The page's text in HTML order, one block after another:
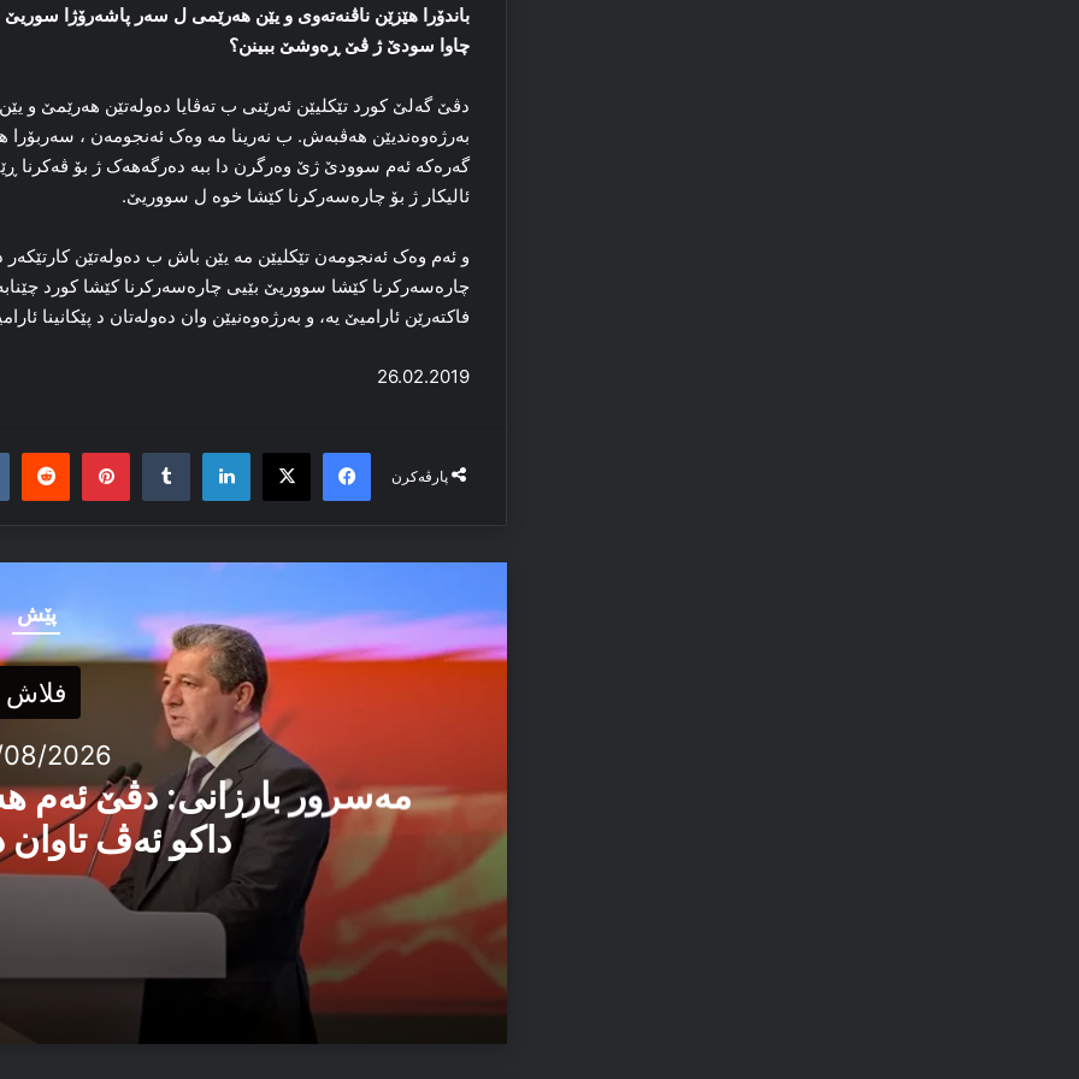
باندۆرا هێزێن ناڤنه‌ته‌وی و یێن هه‌رێمی ل سه‌ر پاشه‌رۆژا
چاوا سودێ ژ ڤێ ڕه‌وشێ ببینن؟
دڤێ گه‌لێ کورد تێکلیێن ئه‌رێنی ب تەڤایا ده‌وله‌تێن هه‌رێمێ و
به‌رژه‌وه‌ندیێن هه‌ڤبه‌ش. ب نه‌رینا مه‌ وه‌ک ئه‌نجومەن ، سه‌ربۆرا
گه‌ره‌که‌ ئه‌م سوودێ ژێ وه‌رگرن دا ببه‌ ده‌رگه‌هه‌ک ژ بۆ ڤه‌کرنا
ئالیکار ژ بۆ چاره‌سه‌رکرنا کێشا خوه‌ ل سووریێ.
و ئه‌م وه‌ک ئه‌نجومەن تێکلیێن مه‌ یێن باش ب ده‌وله‌تێن
چاره‌سه‌رکرنا کێشا سووریێ بێیی چاره‌سه‌رکرنا کێشا کورد
فاکته‌رێن ئارامیێ یه‌، و به‌رژه‌وه‌نیێن وان ده‌وله‌تان د پێکانینا
26.02.2019
پارڤەکرن
Facebook
X
LinkedIn
Tumblr
پێش
فلاش
2026
مەسرور بارزانی: دڤێ ئەم
داکو ئەڤ تاوان
04/08/2026
مەسرور بارزانی: دڤێ ئەم هەموو ب هەڤ را کاربکن